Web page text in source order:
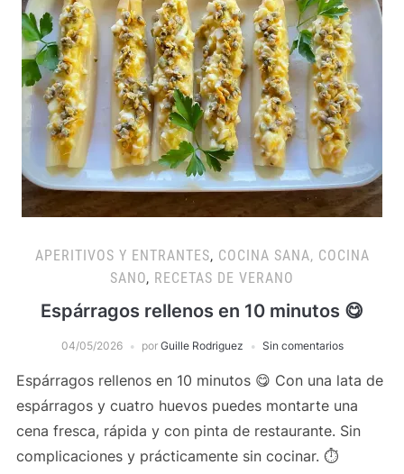
APERITIVOS Y ENTRANTES, COCINA SANA, COCINA
SANO, RECETAS DE VERANO
Espárragos rellenos en 10 minutos 😋
04/05/2026 por Guille Rodriguez Sin comentarios
Espárragos rellenos en 10 minutos 😋 Con una lata de
espárragos y cuatro huevos puedes montarte una
cena fresca, rápida y con pinta de restaurante. Sin
complicaciones y prácticamente sin cocinar. ⏱️